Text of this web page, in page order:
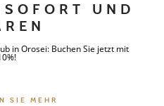
UND
in Orosei: Buchen Sie jetzt mit
SIE MEHR